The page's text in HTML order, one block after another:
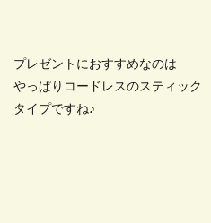
プレゼントにおすすめなのは
やっぱりコードレスのスティック
タイプですね♪